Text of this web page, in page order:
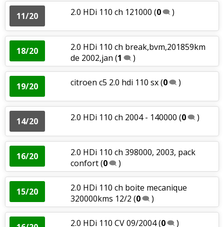
11/20 2.0 HDi 110 ch 121000 (0 )
18/20
2.0 HDi 110 ch break,bvm,201859km
de 2002,jan (1 )
19/20 citroen c5 2.0 hdi 110 sx(0 )
14/20 2.0 HDi 110 ch 2004 - 140000 (0 )
16/20
2.0 HDi 110 ch 398000, 2003, pack
confort(0 )
15/20
2.0 HDi 110 ch boite mecanique
320000kms 12/2 (0 )
2.0 HDi 110 CV 09/2004(0 )